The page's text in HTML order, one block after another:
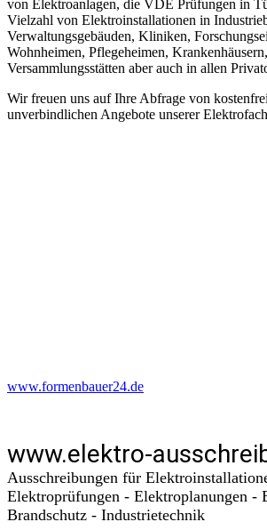
von Elektroanlagen, die VDE Prüfungen in
Vielzahl von Elektroinstallationen in
Verwaltungsgebäuden, Kliniken,
Wohnheimen, Pflegeheimen,
Versammlungsstätten aber auch in allen
Wir freuen uns auf Ihre Abfrage von
unverbindlichen Angebote unserer
www.formenbauer24.de
www.elektro-
Ausschreibungen für
Elektroprüfungen - Elektroplanungen -
Brandschutz - Industrietechnik